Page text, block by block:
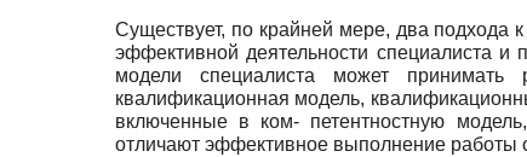
Существует, по крайней мере, два подхода
эффективной деятельности специалиста и
модели специалиста может принимать
квалификационная модель,
включенные в ком- петентностную
отличают эффективное выполнение работы